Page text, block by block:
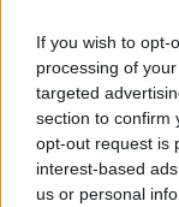
If you wish to opt-
processing of
targeted
section to confirm
opt-out request is
interest-based
us or personal
έπασχαν από
ιατρικό
«Είναι